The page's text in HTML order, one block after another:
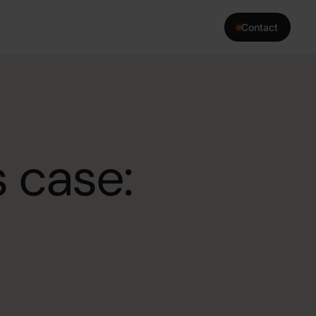
kennisbank of advies
zodat jouw
dat er écht toe doet.
Contact
case: